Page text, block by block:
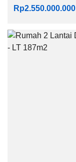
Rp2.550.000.000